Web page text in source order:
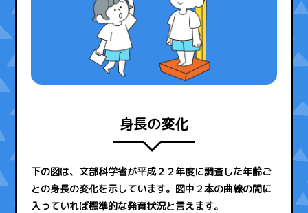
身長の変化
下の図は、文部科学省が平成２２年度に調査した年齢ご
との身長の変化を示しています。図中２本の曲線の間に
入っていれば標準的な発育状況と言えます。